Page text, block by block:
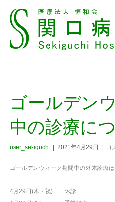
ゴールデン
中の診療に
user_sekiguchi 2021年4月29日 コ
ゴールデンウィーク期間中の外来診療は
4月29日(木・祝) 休診